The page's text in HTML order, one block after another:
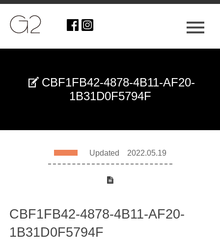
CBF1FB42-4878-4B11-AF20-
1B31D0F5794F
Updated 2022.05.19
CBF1FB42-4878-4B11-AF20-
1B31D0F5794F